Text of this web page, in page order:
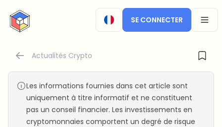
CryptoTicker
SE CONNECTER
Actualités Crypto
Les informations fournies dans cet article sont
uniquement à titre informatif et ne constituent
pas un conseil financier. Les investissements en
cryptomonnaies comportent un degré de risque